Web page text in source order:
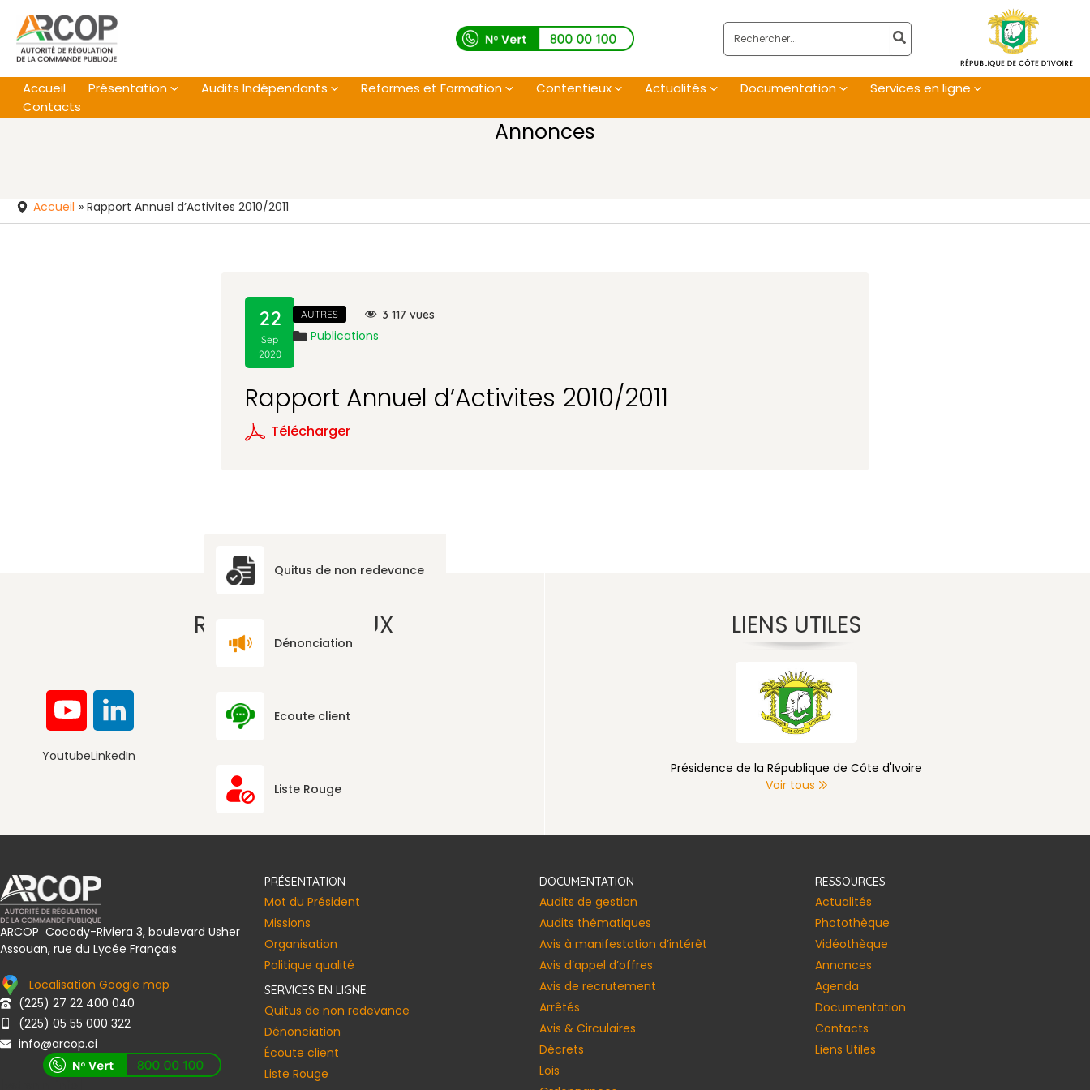
contenu
Rechercher:
Accueil Présentation Audits Indépendants Reformes et Formation Contentieux Actualités Documentation
Services en ligne
Contacts
Annonces
Accueil » Rapport Annuel d’Activites 2010/2011
22
Sep
2020
AUTRES 3 117 vues
Publications
Rapport Annuel d’Activites 2010/2011
Télécharger
RÉSEAUX SOCIAUX
YoutubeLinkedIn
LIENS UTILES
Présidence de la République de Côte d'Ivoire
Voir tous
ARCOP Cocody-Riviera 3, boulevard Usher
Assouan, rue du Lycée Français
Localisation Google map
(225) 27 22 400 040
(225) 05 55 000 322
info@arcop.ci
PRÉSENTATION
Mot du Président
Missions
Organisation
Politique qualité
SERVICES EN LIGNE
Quitus de non redevance
Dénonciation
Écoute client
Liste Rouge
DOCUMENTATION
Audits de gestion
Audits thématiques
Avis à manifestation d’intérêt
Avis d’appel d’offres
Avis de recrutement
Arrêtés
Avis & Circulaires
Décrets
Lois
RESSOURCES
Actualités
Photothèque
Vidéothèque
Annonces​
Agenda
Documentation
Contacts
Liens Utiles
Quitus de non redevance
Dénonciation
Ecoute client
Liste Rouge